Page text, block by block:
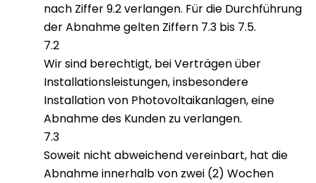
nach Ziffer 9.2 verlangen. Für die Durchführung
der Abnahme gelten Ziffern 7.3 bis 7.5.
7.2
Wir sind berechtigt, bei Verträgen über
Installationsleistungen, insbesondere
Installation von Photovoltaikanlagen, eine
Abnahme des Kunden zu verlangen.
7.3
Soweit nicht abweichend vereinbart, hat die
Abnahme innerhalb von zwei (2) Wochen